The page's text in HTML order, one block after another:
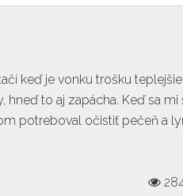
keď je vonku trošku
to aj zapácha. Keď sa mi
potreboval očistiť pečeň a